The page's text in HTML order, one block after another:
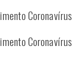
Coronavírus
Coronavírus